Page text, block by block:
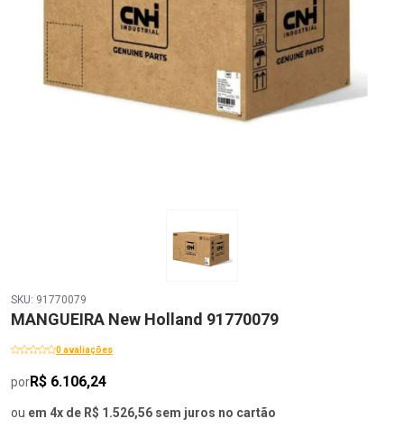
SKU: 91770079
MANGUEIRA New Holland 91770079
0 avaliações
porR$ 6.106,24
ou em 4x de R$ 1.526,56 sem juros no cartão